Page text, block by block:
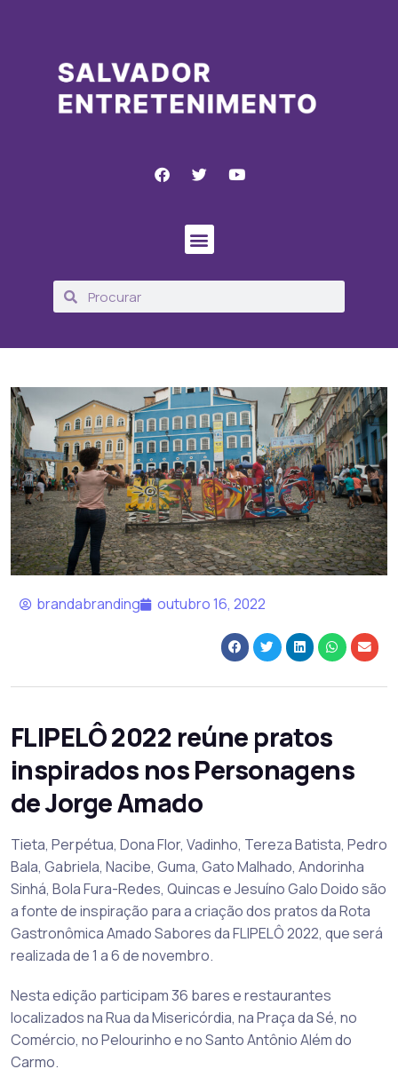
brandabranding outubro 16, 2022
FLIPELÔ 2022 reúne pratos
inspirados nos Personagens
de Jorge Amado
Tieta, Perpétua, Dona Flor, Vadinho, Tereza Batista, Pedro
Bala, Gabriela, Nacibe, Guma, Gato Malhado, Andorinha
Sinhá, Bola Fura-Redes, Quincas e Jesuíno Galo Doido são
a fonte de inspiração para a criação dos pratos da Rota
Gastronômica Amado Sabores da FLIPELÔ 2022, que será
realizada de 1 a 6 de novembro.
Nesta edição participam 36 bares e restaurantes
localizados na Rua da Misericórdia, na Praça da Sé, no
Comércio, no Pelourinho e no Santo Antônio Além do
Carmo.